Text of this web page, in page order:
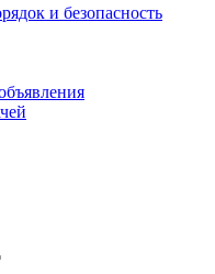
и безопасность